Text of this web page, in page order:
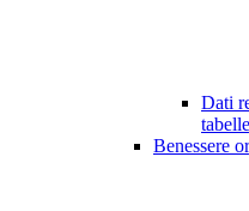
Dati
Benessere